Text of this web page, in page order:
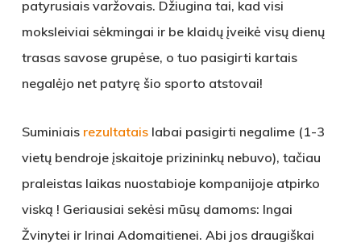
patyrusiais varžovais. Džiugina tai, kad visi
moksleiviai sėkmingai ir be klaidų įveikė visų dienų
trasas savose grupėse, o tuo pasigirti kartais
negalėjo net patyrę šio sporto atstovai!
Suminiais rezultataislabai pasigirti negalime (1-3
vietų bendroje įskaitoje prizininkų nebuvo), tačiau
praleistas laikas nuostabioje kompanijoje atpirko
viską ! Geriausiai sekėsi mūsų damoms: Ingai
Žvinytei ir Irinai Adomaitienei. Abi jos draugiškai